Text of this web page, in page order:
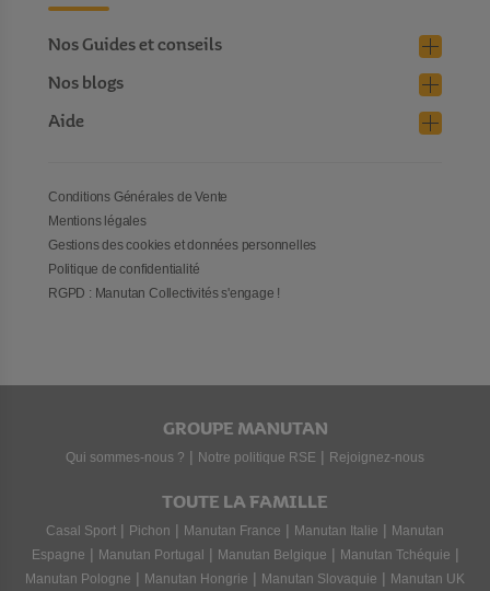
Nos Guides et conseils
Nos blogs
Aide
Conditions Générales de Vente
Mentions légales
Gestions des cookies et données personnelles
Politique de confidentialité
RGPD : Manutan Collectivités s'engage !
GROUPE MANUTAN
Qui sommes-nous ? | Notre politique RSE | Rejoignez-nous
TOUTE LA FAMILLE
Casal Sport | Pichon | Manutan France | Manutan Italie | Manutan
Espagne | Manutan Portugal | Manutan Belgique | Manutan Tchéquie |
Manutan Pologne | Manutan Hongrie | Manutan Slovaquie | Manutan UK